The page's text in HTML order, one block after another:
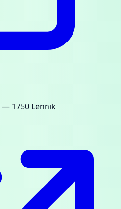
— 1750 Lennik